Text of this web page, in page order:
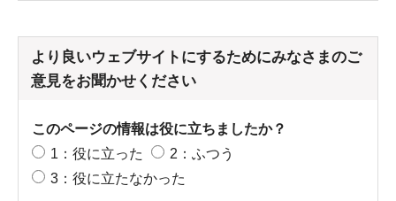
より良いウェブサイトにするためにみなさまのご
意見をお聞かせください
このページの情報は役に立ちましたか？
1：役に立った
2：ふつう
3：役に立たなかった